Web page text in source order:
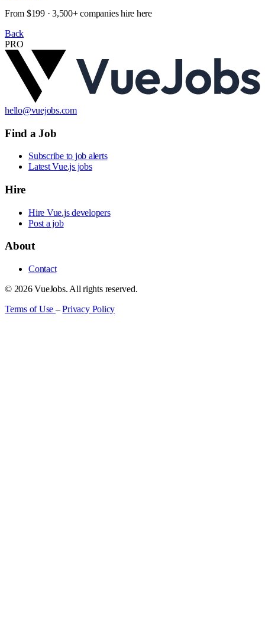
From $199 · 3,500+ companies hire here
Back
PRO
hello@vuejobs.com
Find a Job
Subscribe to job alerts
Latest Vue.js jobs
Hire
Hire Vue.js developers
Post a job
About
Contact
© 2026 VueJobs. All rights reserved.
Terms of Use –Privacy Policy